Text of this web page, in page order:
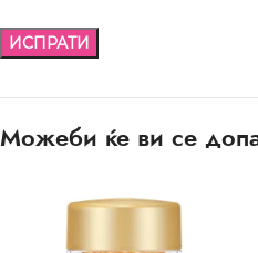
Можеби ќе ви се